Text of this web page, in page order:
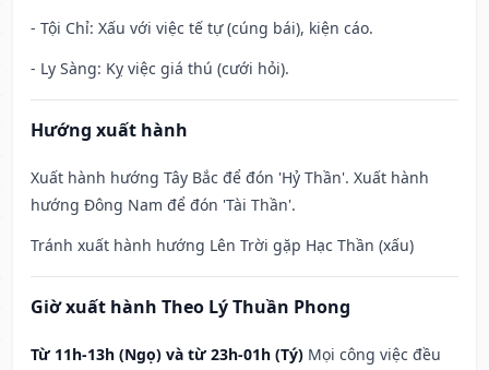
- Tội Chỉ: Xấu với việc tế tự (cúng bái), kiện cáo.
- Ly Sàng: Kỵ việc giá thú (cưới hỏi).
Hướng xuất hành
Xuất hành hướng Tây Bắc để đón 'Hỷ Thần'. Xuất hành
hướng Đông Nam để đón 'Tài Thần'.
Tránh xuất hành hướng Lên Trời gặp Hạc Thần (xấu)
Giờ xuất hành Theo Lý Thuần Phong
Từ 11h-13h (Ngọ) và từ 23h-01h (Tý) Mọi công việc đều